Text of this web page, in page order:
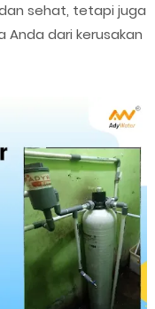
sehat, tetapi juga
dari kerusakan